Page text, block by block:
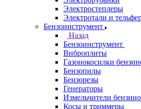
Электростеплеры
Электротали и
Бензоинструмент
Назад
Бензоинструмент
Виброплиты
Газонокосилки
Бензопилы
Бензорезы
Генераторы
Измельчители
Косы и триммеры